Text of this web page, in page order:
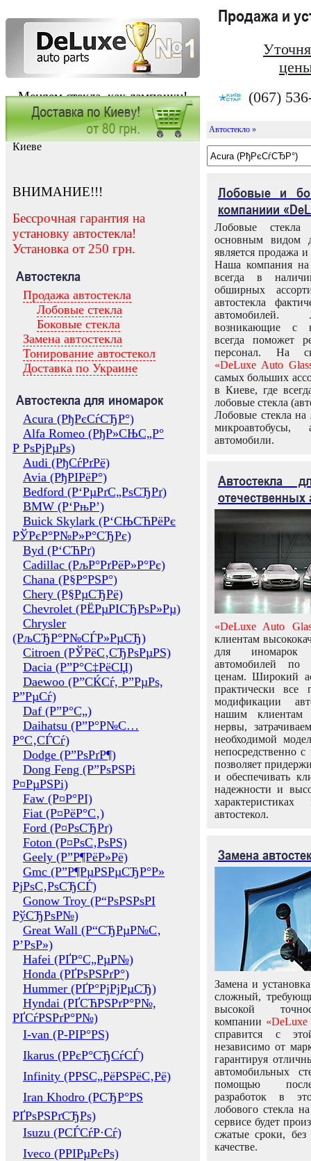
Меняем стекла, как лампочки!
Продажа и
(067)
Заказать установку автостекла в
Киеве
ВНИМАНИЕ!!!
Бессрочная гарантия на
установку автостекла!
Установка от 250 грн.
Автостекла
Продажа автостекла
Лобовые стекла
Боковые стекла
Замена автостекла
Тонирование автостекол
Доставка по Украине
Автостекла для иномарок
Acura (РђРєСѓСЂР°)
Alfa Romeo (РђР»СЊС„Р°
Р РѕРјРµРѕ)
Audi (РђСѓРґРё)
Avia (РђРІРёР°)
Bedford (Р‘РµРґС„РѕСЂРґ)
BMW (Р‘РњР’)
Buick Skylark (Р‘СЊСЋРёРє
РЎРєР°Р№Р»Р°СЂРє)
Byd (Р‘СЋРґ)
Cadillac (РљР°РґРёР»Р°Рє)
Chana (Р§Р°РЅР°)
Chery (Р§РµСЂРё)
Chevrolet (РЁРµРІСЂРѕР»Рµ)
Chrysler
(РљСЂР°Р№СЃР»РµСЂ)
Citroen (РЎРёС‚СЂРѕРµРЅ)
Dacia (Р”Р°С‡РёСЏ)
Daewoo (Р”СЌСѓ, Р”РµРѕ,
Р”РµСѓ)
Daf (Р”Р°С„)
Daihatsu (Р”Р°Р№С…
Р°С‚СЃСѓ)
Dodge (Р”РѕРґР¶)
Dong Feng (Р”РѕРЅРі
Р¤РµРЅРі)
Faw (Р¤Р°РІ)
Fiat (Р¤РёР°С‚)
Ford (Р¤РѕСЂРґ)
Foton (Р¤РѕС‚РѕРЅ)
Geely (Р”Р¶РёР»Рё)
Gmc (Р”Р¶РµРЅРµСЂР°Р»
РјРѕС‚РѕСЂСЃ)
Gonow Troy (Р“РѕРЅРѕРІ
РўСЂРѕР№)
Great Wall (Р“СЂРµР№С‚
Р’РѕР»)
Hafei (РҐР°С„РµР№)
Honda (РҐРѕРЅРґР°)
Hummer (РҐР°РјРјРµСЂ)
Hyndai (РҐСЋРЅРґР°Р№,
РҐСѓРЅРґР°Р№)
I-van (Р-РІР°РЅ)
Ikarus (РРєР°СЂСѓСЃ)
Infinity (РРЅС„РёРЅРёС‚Рё)
Iran Khodro (РСЂР°РЅ
РҐРѕРЅРґСЂРѕ)
Isuzu (РСЃСѓР·Сѓ)
Iveco (РРІРµРєРѕ)
Автостекло »
Лобовые и
компаниии
Лобовые
основным видом
является продажа и
Наша компания на
всегда в
обширных
автостекла
возникающие с
всегда поможет
персонал. На
«DeLuxe Auto
самых больших
в Киеве, где
лобовые стекла
Лобовые стекла на
микроавтобусы,
автомобили.
Автостекла
отечественных
«DeLuxe Auto
клиентам
для иномарок
автомобилей
ценам. Широкий
практически все
модификации
нашим клиентам
нервы,
необходимой
непосредственно
позволяет
и обеспечивать
надежности и
автостекол.
Замена
Замена и
сложный,
высокой
компании «DeLuxe
справится с
независимо от
гарантируя
автомобильных
помощью
разработок в
лобового стекла
сервисе будет
сжатые сроки,
качестве.